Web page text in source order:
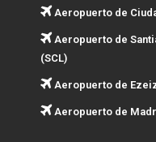
Aeropuerto de
Aeropuerto de
(SCL)
Aeropuerto de
Aeropuerto de